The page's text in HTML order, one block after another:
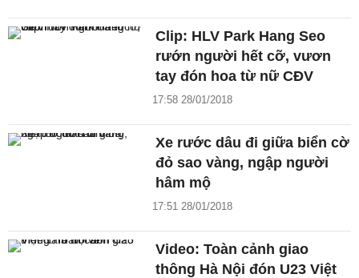
Clip: HLV Park Hang Seo
rướn người hết cỡ, vươn
tay đón hoa từ nữ CĐV
17:58 28/01/2018
Xe rước dâu đi giữa biển cờ
đỏ sao vàng, ngập người
hâm mộ
17:51 28/01/2018
Video: Toàn cảnh giao
thông Hà Nội đón U23 Việt